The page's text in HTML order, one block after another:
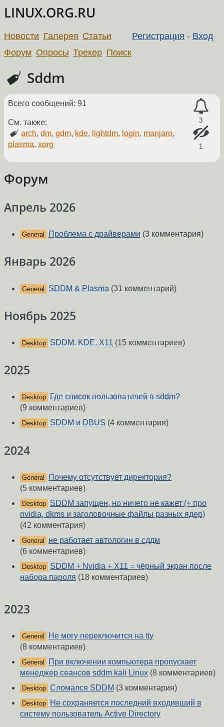
LINUX.ORG.RU
Регистрация - Вход
Новости Галерея Статьи
Форум Опросы Трекер Поиск
Sddm
3
1
Всего сообщений: 91
См. также:
arch,dm,gdm, kde, lightdm, login, manjaro,
plasma, xorg
Форум
Апрель 2026
General Проблема с драйверами (3 комментария)
Январь 2026
General SDDM & Plasma (31 комментарий)
Ноябрь 2025
Desktop SDDM, KDE, X11 (15 комментариев)
2025
Desktop
Где список пользователей в sddm?
(9 комментариев)
Desktop SDDM и DBUS (4 комментария)
2024
General
Почему отсутствует директория?
(5 комментариев)
Desktop SDDM запущен, но ничего не кажет (+ про
nvidia, dkms и заголовочные файлы разных ядер)
(42 комментария)
General
не работает автологин в сддм
(6 комментариев)
Desktop SDDM + Nvidia + X11 = чёрный экран после
набора пароля (18 комментариев)
2023
General
Не могу переключится на tty
(8 комментариев)
General
При включении компьютера пропускает
менеджер сеансов sddm kali Linux (8 комментариев)
Desktop Сломался SDDM (3 комментария)
Desktop
Не сохраняется последний входивший в
систему пользователь Active Directory